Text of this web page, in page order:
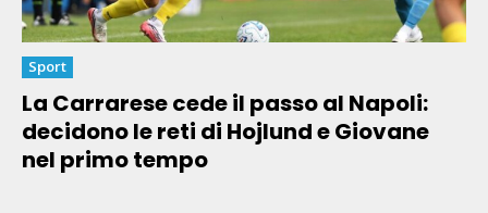
Sport
La Carrarese cede il passo al Napoli:
decidono le reti di Hojlund e Giovane
nel primo tempo